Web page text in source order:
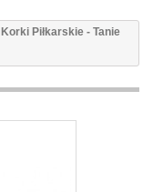
Korki Piłkarskie - Tanie